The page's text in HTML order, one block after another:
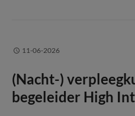
11-06-2026
(Nacht-)
begeleider High